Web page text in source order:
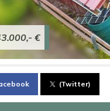
€
(Twitter)